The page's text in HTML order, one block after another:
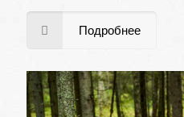
Подробнее